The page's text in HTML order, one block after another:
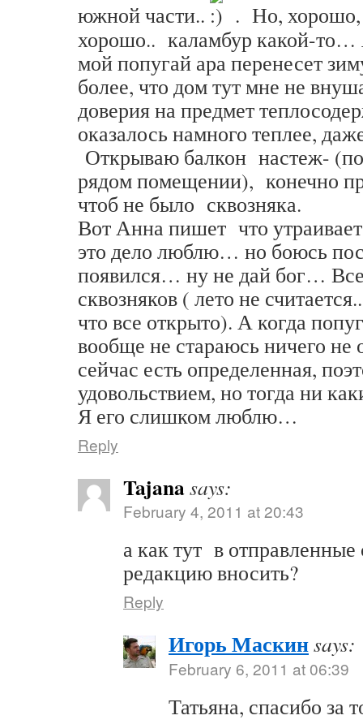
южной части..
. Но, хорошо,
хорошо.. каламбур какой-то…
мой попугай ара перенесет
более, что дом тут мне не
доверия на предмет
оказалось намного теплее,
Открываю балкон настеж-
рядом помещении), конечно
чтоб не было сквозняка.
Вот Анна пишет что
это дело люблю… но боюсь
появился… ну не дай бог…
сквозняков ( лето не
что все открыто). А когда
вообще не стараюсь ничего не
сейчас есть определенная,
удовольствием, но тогда ни
Я его слишком люблю…
Reply
Tajanasays:
February 4, 2011 at 20:43
а как тут в
редакцию вносить?
Reply
Игорь Маскинsays:
February 6, 2011 at 06:39
Татьяна, спасибо за